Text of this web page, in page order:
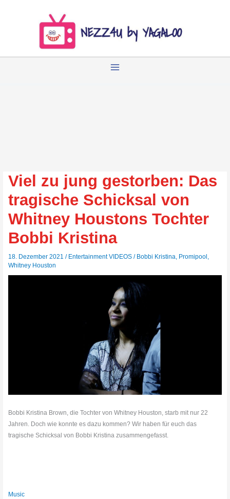
Viel zu jung gestorben: Das
tragische Schicksal von
Whitney Houstons Tochter
Bobbi Kristina
18. Dezember 2021/ Entertainment VIDEOS / Bobbi Kristina Promipool
Whitney Houston
Bobbi Kristina Brown, die Tochter von Whitney Houston, starb mit nur 22
Jahren. Doch wie konnte es dazu kommen? Wir haben für euch das
tragische Schicksal von Bobbi Kristina zusammengefasst.
Music